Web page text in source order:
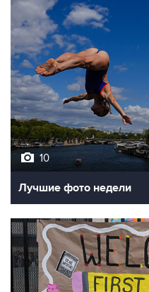
10
Лучшие фото недели